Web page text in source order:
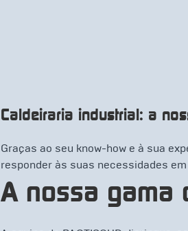
Caldeiraria industrial: a
Graças ao seu know-how e à sua
responder às suas necessidades
A nossa gama